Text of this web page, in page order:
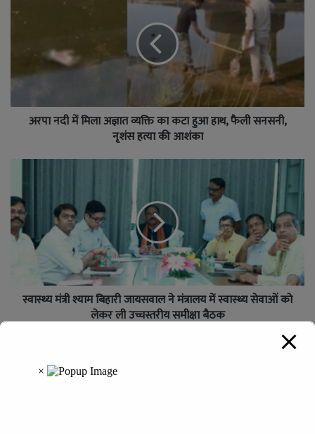
अरपा नदी में मिला अज्ञात व्यक्ति का कटा हुआ हाथ, फैली सनसनी,
नृशंस हत्या की आशंका
स्वास्थ्य मंत्री श्याम बिहारी जायसवाल ने मंत्रालय में स्वास्थ्य सेवाओं को
लेकर ली उच्चस्तरीय समीक्षा बैठक